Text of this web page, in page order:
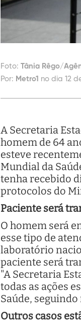
Foto: Tânia Rêgo/
Por: Metro1 no dia 12
A Secretaria
homem de 64
esteve
Mundial da
tenha recebido
protocolos do
Paciente será
O homem será
esse tipo de
laboratório
paciente será
"A Secretaria
todas as ações
Saúde,
Outros casos